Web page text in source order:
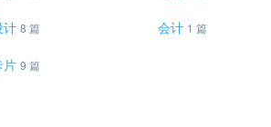
计 8 篇 会计 1 篇
片 9 篇